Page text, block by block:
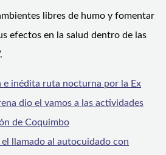
libres de humo y fomentar
efectos en la salud dentro de las
e inédita ruta nocturna por la Ex
dio el vamos a las actividades
de Coquimbo
llamado al autocuidado con